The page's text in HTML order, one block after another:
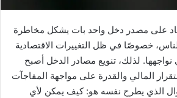
على مصدر دخل واحد بات يشكل مخاطرة
خصوصًا في ظل التغييرات الاقتصادية
نواجهها. لذلك، تنويع مصادر الدخل أصبح
المالي والقدرة على مواجهة المفاجآت
الذي يطرح نفسه هو: كيف يمكن لأي